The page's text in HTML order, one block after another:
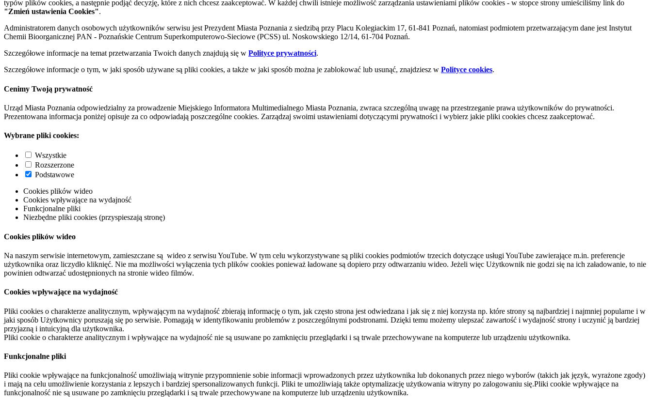
typów plików cookies, a następnie podjąć decyzję, które z nich chcesz zaakceptować. W każdej chwili istnieje możliwość zarządzania ustawieniami plików cookies - w stopce strony umieściliśmy link do
"Zmień ustawienia Cookies".
Administratorem danych osobowych użytkowników serwisu jest Prezydent Miasta Poznania z siedzibą przy Placu Kolegiackim 17, 61-841 Poznań, natomiast podmiotem przetwarzającym dane jest Instytut
Chemii Bioorganicznej PAN - Poznańskie Centrum Superkomputerowo-Sieciowe (PCSS) ul. Noskowskiego 12/14, 61-704 Poznań.
Szczegółowe informacje na temat przetwarzania Twoich danych znajdują się w Polityce prywatności.
Szczegółowe informacje o tym, w jaki sposób używane są pliki cookies, a także w jaki sposób można je zablokować lub usunąć, znajdziesz w Polityce cookies.
Cenimy Twoją prywatność
Urząd Miasta Poznania odpowiedzialny za prowadzenie Miejskiego Informatora Multimedialnego Miasta Poznania, zwraca szczególną uwagę na przestrzeganie prawa użytkowników do prywatności.
Prezentowana informacja poniżej opisuje za co odpowiadają poszczególne cookies. Zarządzaj swoimi ustawieniami dotyczącymi prywatności i wybierz jakie pliki cookies chcesz zaakceptować.
Wybrane pliki cookies:
Wszystkie
Rozszerzone
Podstawowe
Cookies plików wideo
Cookies wpływające na wydajność
Funkcjonalne pliki
Niezbędne pliki cookies (przyspieszają stronę)
Cookies plików wideo
Na naszym serwisie internetowym, zamieszczane są wideo z serwisu YouTube. W tym celu wykorzystywane są pliki cookies podmiotów trzecich dotyczące usługi YouTube zawierające m.in. preferencje
użytkownika oraz liczydło kliknięć. Nie ma możliwości wyłączenia tych plików cookies ponieważ ładowane są dopiero przy odtwarzaniu wideo. Jeżeli więc Użytkownik nie godzi się na ich załadowanie, to nie
powinien odtwarzać udostępnionych na stronie wideo filmów.
Cookies wpływające na wydajność
Pliki cookies o charakterze analitycznym, wpływającym na wydajność zbierają informację o tym, jak często strona jest odwiedzana i jak się z niej korzysta np. które strony są najbardziej i najmniej popularne i w
jaki sposób Użytkownicy poruszają się po serwisie. Pomagają w identyfikowaniu problemów z poszczególnymi podstronami. Dzięki temu możemy ulepszać zawartość i wydajność strony i uczynić ją bardziej
przyjazną i intuicyjną dla użytkownika.
Pliki cookie o charakterze analitycznym i wpływające na wydajność nie są usuwane po zamknięciu przeglądarki i są trwale przechowywane na komputerze lub urządzeniu użytkownika.
Funkcjonalne pliki
Pliki cookie wpływające na funkcjonalność umożliwiają witrynie przypomnienie sobie informacji wprowadzonych przez użytkownika lub dokonanych przez niego wyborów (takich jak język, wyrażone zgody)
i mają na celu umożliwienie korzystania z lepszych i bardziej spersonalizowanych funkcji. Pliki te umożliwiają także optymalizację użytkowania witryny po zalogowaniu się.Pliki cookie wpływające na
funkcjonalność nie są usuwane po zamknięciu przeglądarki i są trwale przechowywane na komputerze lub urządzeniu użytkownika.